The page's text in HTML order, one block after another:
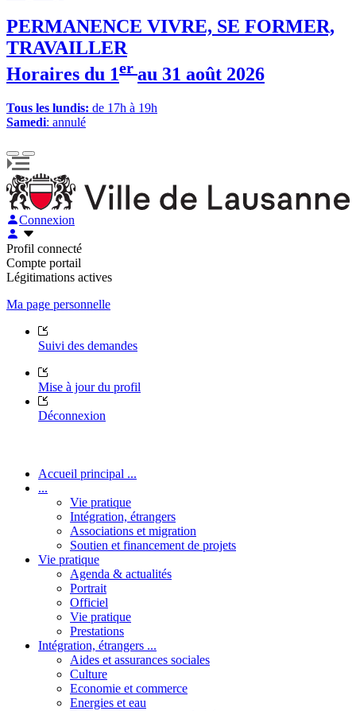
PERMANENCE VIVRE, SE FORMER,
TRAVAILLER
Horaires du 1er au 31 août 2026
Tous les lundis: de 17h à 19h
Samedi: annulé
Connexion
Profil connecté
Compte portail
Légitimations actives
Ma page personnelle
Suivi des demandes
Mise à jour du profil
Déconnexion
Accueil principal ...
...
Vie pratique
Intégration, étrangers
Associations et migration
Soutien et financement de projets
Vie pratique
Agenda & actualités
Portrait
Officiel
Vie pratique
Prestations
Intégration, étrangers ...
Aides et assurances sociales
Culture
Economie et commerce
Energies et eau